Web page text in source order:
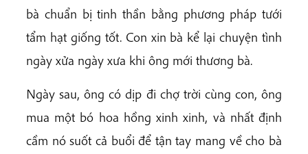
bà chuẩn bị tinh thần bằng phương pháp tưới
tẩm hạt giống tốt. Con xin bà kể lại chuyện tình
ngày xửa ngày xưa khi ông mới thương bà.
Ngày sau, ông có dịp đi chợ trời cùng con, ông
mua một bó hoa hồng xinh xinh, và nhất định
cầm nó suốt cả buổi để tận tay mang về cho bà